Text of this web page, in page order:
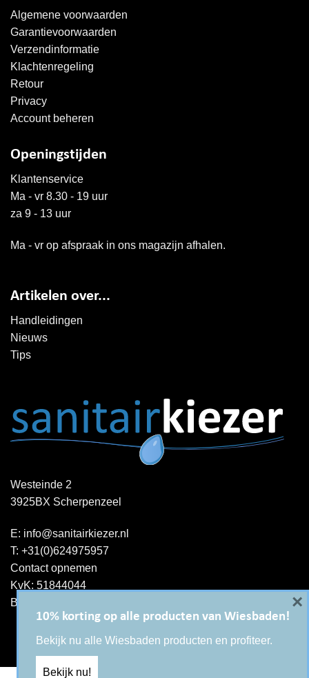
Algemene voorwaarden
Garantievoorwaarden
Verzendinformatie
Klachtenregeling
Retour
Privacy
Account beheren
Openingstijden
Klantenservice
Ma - vr 8.30 - 19 uur
za 9 - 13 uur
Ma - vr op afspraak in ons magazijn afhalen.
Artikelen over...
Handleidingen
Nieuws
Tips
Westeinde 2
3925BX Scherpenzeel
E: info@sanitairkiezer.nl
T: +31(0)624975957
Contact opnemen
KvK: 51844044
BTW-ID : NL001344060B15
10% korting op alle producten van Wiesbaden!
Bekijk nu alle Wiesbaden producten en profiteer.
Bekijk nu!
×